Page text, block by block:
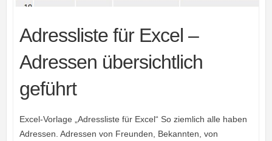
Adressliste für Excel –
Adressen übersichtlich
geführt
Excel-Vorlage „Adressliste für Excel“ So ziemlich alle haben
Adressen. Adressen von Freunden, Bekannten, von